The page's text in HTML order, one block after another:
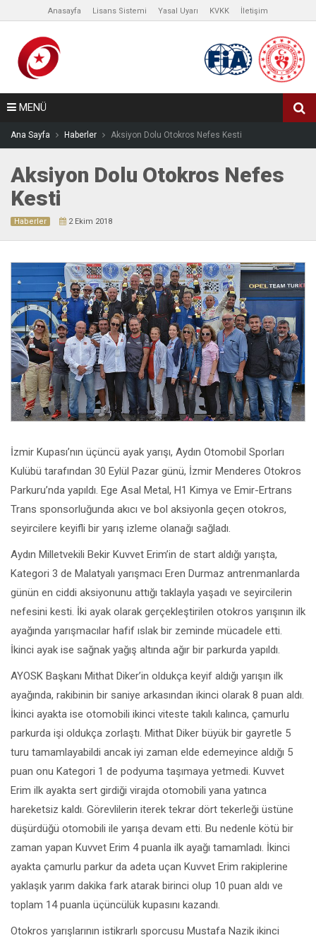
Anasayfa Lisans Sistemi Yasal Uyarı KVKK İletişim
MENÜ
Ana Sayfa Haberler Aksiyon Dolu Otokros Nefes Kesti
Aksiyon Dolu Otokros Nefes
Kesti
Haberler 2 Ekim 2018
İzmir Kupası’nın üçüncü ayak yarışı, Aydın Otomobil Sporları
Kulübü tarafından 30 Eylül Pazar günü, İzmir Menderes Otokros
Parkuru’nda yapıldı. Ege Asal Metal, H1 Kimya ve Emir-Ertrans
Trans sponsorluğunda akıcı ve bol aksiyonla geçen otokros,
seyircilere keyifli bir yarış izleme olanağı sağladı.
Aydın Milletvekili Bekir Kuvvet Erim’in de start aldığı yarışta,
Kategori 3 de Malatyalı yarışmacı Eren Durmaz antrenmanlarda
günün en ciddi aksiyonunu attığı taklayla yaşadı ve seyircilerin
nefesini kesti. İki ayak olarak gerçekleştirilen otokros yarışının ilk
ayağında yarışmacılar hafif ıslak bir zeminde mücadele etti.
İkinci ayak ise sağnak yağış altında ağır bir parkurda yapıldı.
AYOSK Başkanı Mithat Diker’in oldukça keyif aldığı yarışın ilk
ayağında, rakibinin bir saniye arkasından ikinci olarak 8 puan aldı.
İkinci ayakta ise otomobili ikinci viteste takılı kalınca, çamurlu
parkurda işi oldukça zorlaştı. Mithat Diker büyük bir gayretle 5
turu tamamlayabildi ancak iyi zaman elde edemeyince aldığı 5
puan onu Kategori 1 de podyuma taşımaya yetmedi. Kuvvet
Erim ilk ayakta sert girdiği virajda otomobili yana yatınca
hareketsiz kaldı. Görevlilerin iterek tekrar dört tekerleği üstüne
düşürdüğü otomobili ile yarışa devam etti. Bu nedenle kötü bir
zaman yapan Kuvvet Erim 4 puanla ilk ayağı tamamladı. İkinci
ayakta çamurlu parkur da adeta uçan Kuvvet Erim rakiplerine
yaklaşık yarım dakika fark atarak birinci olup 10 puan aldı ve
toplam 14 puanla üçüncülük kupasını kazandı.
Otokros yarışlarının istikrarlı sporcusu Mustafa Nazik ikinci